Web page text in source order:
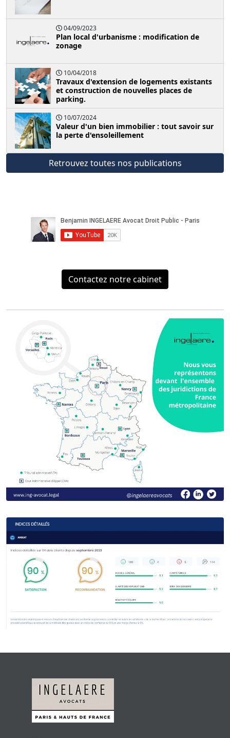
04/09/2023
Plan local d'urbanisme : modification de
zonage
10/04/2018
Travaux d'extension de logements existants
et construction de nouvelles places de
parking.
10/07/2024
Valeur d'un bien immobilier : tout savoir sur
la perte d'ensoleillement
Retrouvez toutes nos publications
Contactez notre cabinet